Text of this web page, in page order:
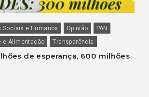
Sociais e Humanos Opinião
PAN
e Alimentação Transparência
de esperança, 600 milhões